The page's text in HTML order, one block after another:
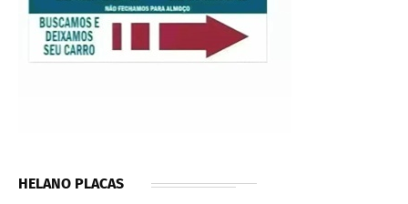
HELANO PLACAS